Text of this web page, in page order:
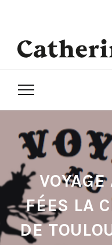
FÉES LA
DE